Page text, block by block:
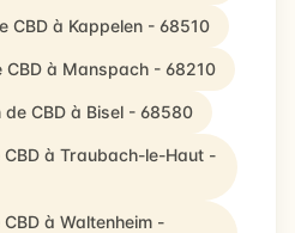
CBD à Kappelen - 68510
à Manspach - 68210
CBD à Bisel - 68580
à Traubach-le-Haut -
à Waltenheim -